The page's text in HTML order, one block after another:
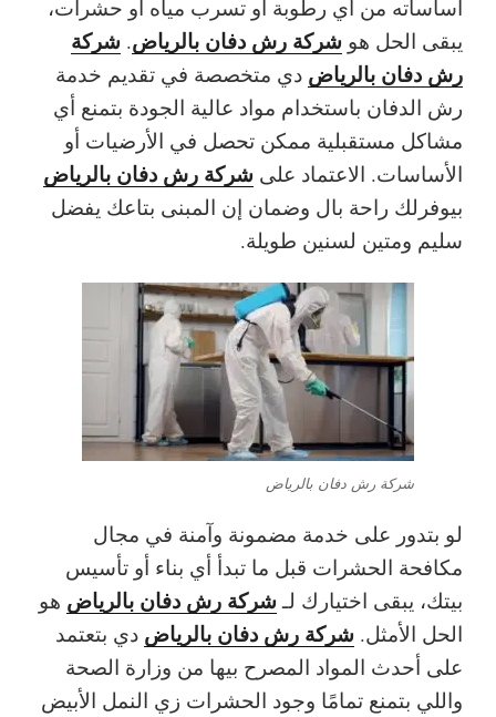
أساساته من أي رطوبة أو تسرب مياه أو حشرات،
يبقى الحل هو شركة رش دفان بالرياض. شركة
رش دفان بالرياض دي متخصصة في تقديم خدمة
رش الدفان باستخدام مواد عالية الجودة بتمنع أي
مشاكل مستقبلية ممكن تحصل في الأرضيات أو
الأساسات. الاعتماد على شركة رش دفان بالرياض
بيوفرلك راحة بال وضمان إن المبنى بتاعك يفضل
سليم ومتين لسنين طويلة.
شركة رش دفان بالرياض
لو بتدور على خدمة مضمونة وآمنة في مجال
مكافحة الحشرات قبل ما تبدأ أي بناء أو تأسيس
بيتك، يبقى اختيارك لـ شركة رش دفان بالرياض هو
الحل الأمثل. شركة رش دفان بالرياض دي بتعتمد
على أحدث المواد المصرح بيها من وزارة الصحة
واللي بتمنع تمامًا وجود الحشرات زي النمل الأبيض